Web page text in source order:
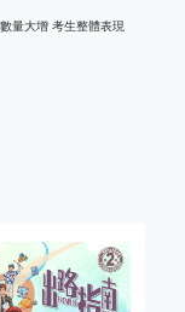
量大增 考生整體表現